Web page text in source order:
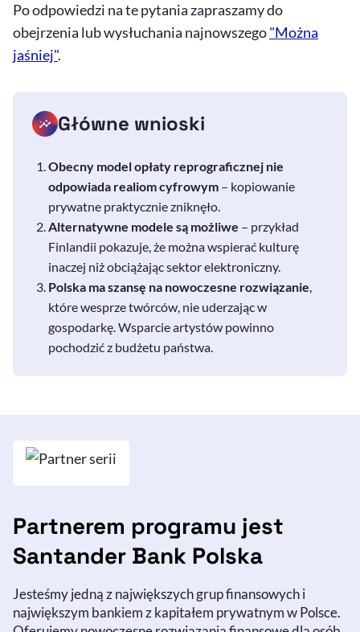
Po odpowiedzi na te pytania zapraszamy do
obejrzenia lub wysłuchania najnowszego"Można
jaśniej".
Główne wnioski
Obecny model opłaty reprograficznej nie
odpowiada realiom cyfrowym – kopiowanie
prywatne praktycznie zniknęło.
Alternatywne modele są możliwe – przykład
Finlandii pokazuje, że można wspierać kulturę
inaczej niż obciążając sektor elektroniczny.
Polska ma szansę na nowoczesne rozwiązanie,
które wesprze twórców, nie uderzając w
gospodarkę. Wsparcie artystów powinno
pochodzić z budżetu państwa.
Partnerem programu jest
Santander Bank Polska
Jesteśmy jedną z największych grup finansowych i
największym bankiem z kapitałem prywatnym w Polsce.